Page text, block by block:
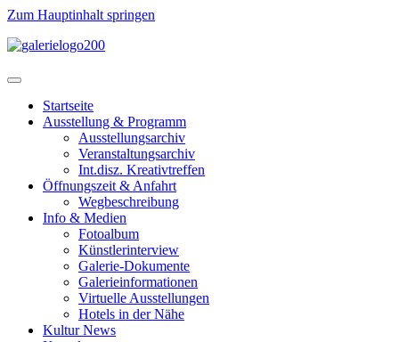
Zum Hauptinhalt springen
Startseite
Ausstellung & Programm
Ausstellungsarchiv
Veranstaltungsarchiv
Int.disz. Kreativtreffen
Öffnungszeit & Anfahrt
Wegbeschreibung
Info & Medien
Fotoalbum
Künstlerinterview
Galerie-Dokumente
Galerieinformationen
Virtuelle Ausstellungen
Hotels in der Nähe
Kultur News